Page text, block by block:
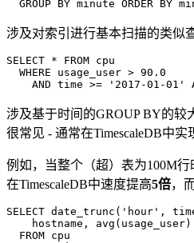
GROUP BY minute ORDER BY
涉及对索引进行基本扫描的类似
AND time >= '2017-01-01'
涉及基于时间的GROUP BY的较
很常见 - 通常在TimescaleDB中实
例如，当整个（超）表为100M
在TimescaleDB中速度提高5倍，